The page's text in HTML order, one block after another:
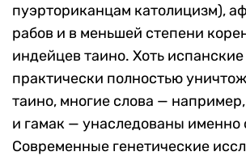
пуэрториканцам католицизм),
рабов и в меньшей степени
индейцев таино. Хоть
практически полностью
таино, многие слова —
и гамак — унаследованы именно
Современные генетические